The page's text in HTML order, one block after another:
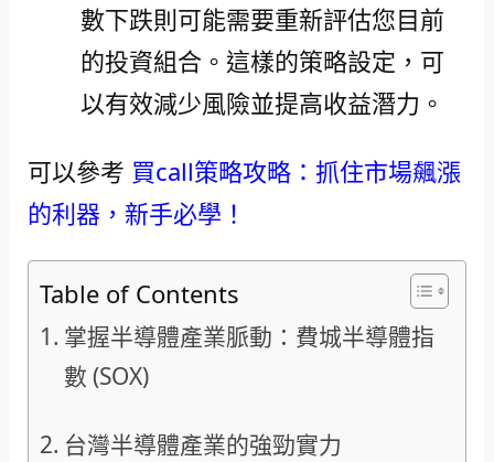
數下跌則可能需要重新評估您目前
的投資組合。這樣的策略設定，可
以有效減少風險並提高收益潛力。
可以參考 買call策略攻略：抓住市場飆漲
的利器，新手必學！
Table of Contents
掌握半導體產業脈動：費城半導體指
數 (SOX)
台灣半導體產業的強勁實力